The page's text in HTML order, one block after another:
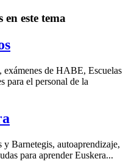
en este tema
exámenes de HABE, Escuelas
para el personal de la
y Barnetegis, autoaprendizaje,
para aprender Euskera...